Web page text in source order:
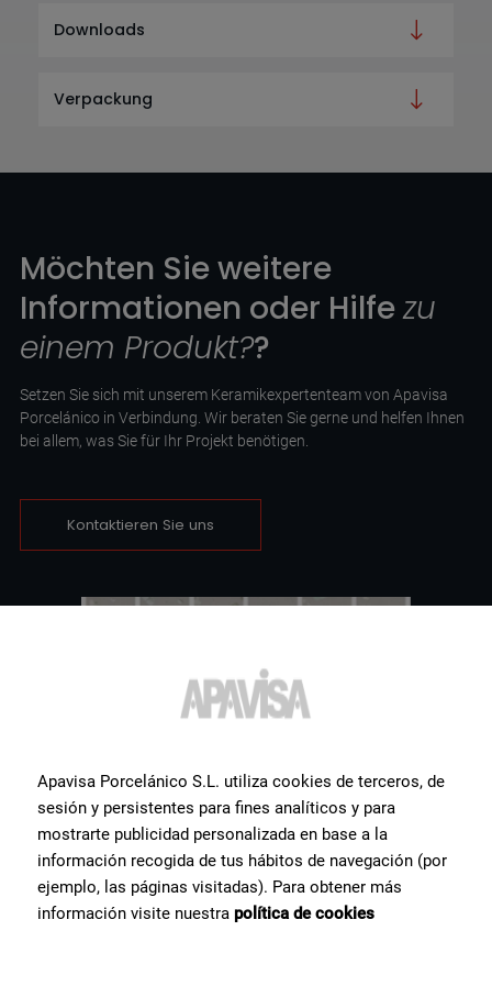
Downloads
Verpackung
Möchten Sie weitere
Informationen oder Hilfezu
einem Produkt??
Setzen Sie sich mit unserem Keramikexpertenteam von Apavisa
Porcelánico in Verbindung. Wir beraten Sie gerne und helfen Ihnen
bei allem, was Sie für Ihr Projekt benötigen.
Kontaktieren Sie uns
Apavisa Porcelánico S.L. utiliza cookies de terceros, de
sesión y persistentes para fines analíticos y para
mostrarte publicidad personalizada en base a la
información recogida de tus hábitos de navegación (por
ejemplo, las páginas visitadas). Para obtener más
información visite nuestra política de cookies